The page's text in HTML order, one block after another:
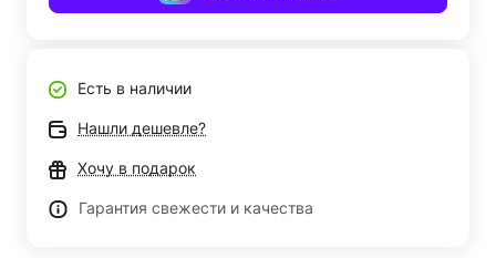
Есть в наличии
Нашли дешевле?
Хочу в подарок
Гарантия свежести и качества